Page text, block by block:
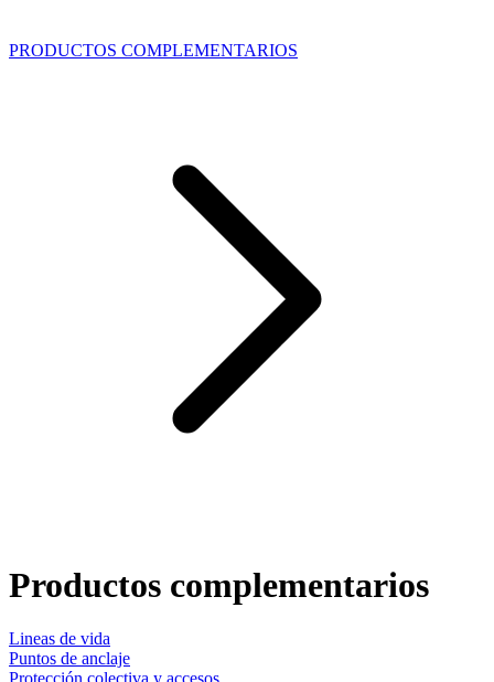
PRODUCTOS COMPLEMENTARIOS
Productos complementarios
Lineas de vida
Puntos de anclaje